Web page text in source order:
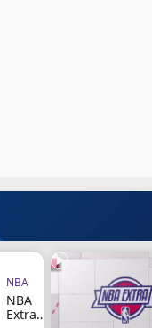
NBA
NBA
Extra